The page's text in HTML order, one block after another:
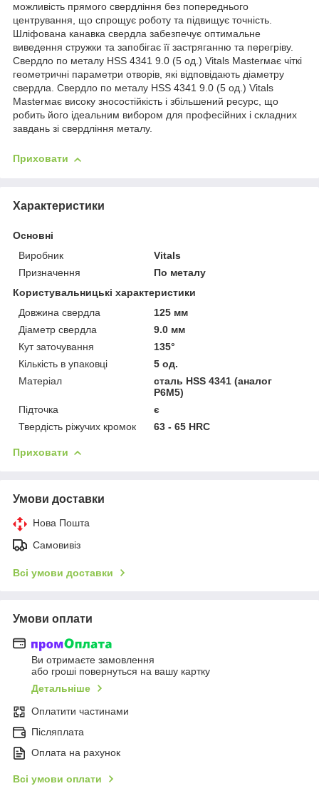
можливість прямого свердління без попереднього
центрування, що спрощує роботу та підвищує точність.
Шліфована канавка свердла забезпечує оптимальне
виведення стружки та запобігає її застряганню та перегріву.
Свердло по металу HSS 4341 9.0 (5 од.) Vitals Masterмає чіткі
геометричні параметри отворів, які відповідають діаметру
свердла. Свердло по металу HSS 4341 9.0 (5 од.) Vitals
Masterмає високу зносостійкість і збільшений ресурс, що
робить його ідеальним вибором для професійних і складних
завдань зі свердління металу.
Приховати
Характеристики
Основні
Виробник
Vitals
Призначення
По металу
Користувальницькі характеристики
Довжина свердла
125 мм
Діаметр свердла
9.0 мм
Кут заточування
135°
Кількість в упаковці
5 од.
Матеріал
сталь HSS 4341 (аналог
Р6М5)
Підточка
є
Твердість ріжучих кромок
63 - 65 HRC
Приховати
Умови доставки
Нова Пошта
Самовивіз
Всі умови доставки
Умови оплати
Ви отримаєте замовлення
або гроші повернуться на вашу картку
Детальніше
Оплатити частинами
Післяплата
Оплата на рахунок
Всі умови оплати